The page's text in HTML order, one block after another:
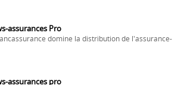
assurances Pro
domine la distribution de l'assurance-
assurances pro